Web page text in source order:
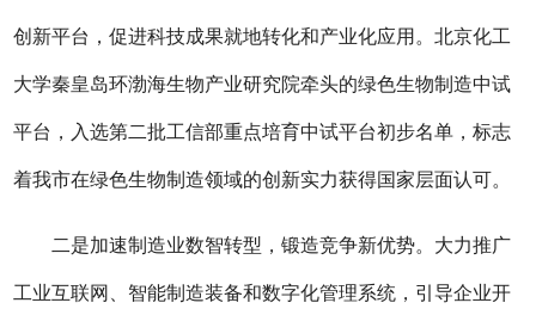
创新平台，促进科技成果就地转化和产业化应用。北京化工
大学秦皇岛环渤海生物产业研究院牵头的绿色生物制造中试
平台，入选第二批工信部重点培育中试平台初步名单，标志
着我市在绿色生物制造领域的创新实力获得国家层面认可。
二是加速制造业数智转型，锻造竞争新优势。 大力推广
工业互联网、智能制造装备和数字化管理系统，引导企业开